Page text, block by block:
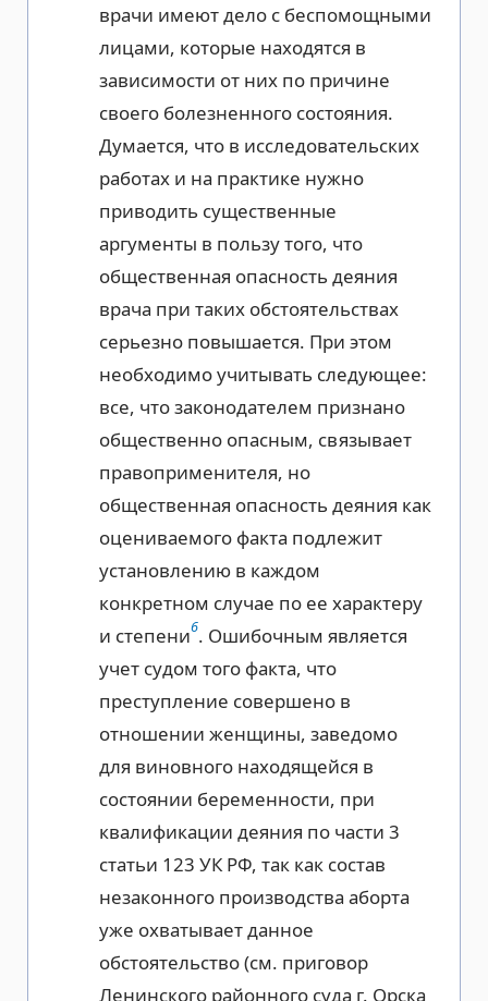
врачи имеют дело с беспомощными
лицами, которые находятся в
зависимости от них по причине
своего болезненного состояния.
Думается, что в исследовательских
работах и на практике нужно
приводить существенные
аргументы в пользу того, что
общественная опасность деяния
врача при таких обстоятельствах
серьезно повышается. При этом
необходимо учитывать следующее:
все, что законодателем признано
общественно опасным, связывает
правоприменителя, но
общественная опасность деяния как
оцениваемого факта подлежит
установлению в каждом
конкретном случае по ее характеру
и степени6. Ошибочным является
учет судом того факта, что
преступление совершено в
отношении женщины, заведомо
для виновного находящейся в
состоянии беременности, при
квалификации деяния по части 3
статьи 123 УК РФ, так как состав
незаконного производства аборта
уже охватывает данное
обстоятельство (см. приговор
Ленинского районного суда г. Орска